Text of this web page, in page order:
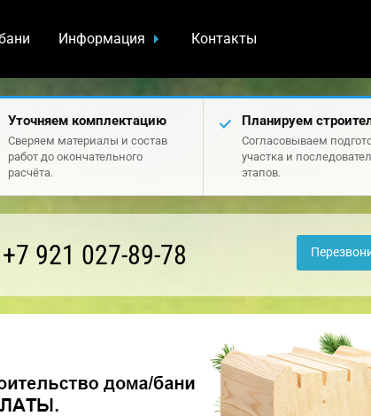
Информация Контакты
Уточняем комплектацию
Сверяем материалы и состав
работ до окончательного
расчёта.
Планируем
Согласовываем
участка и
этапов.
+7 921 027-89-78